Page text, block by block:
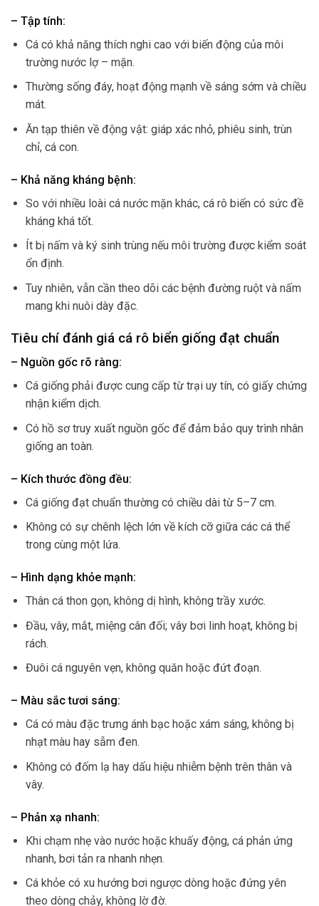
– Tập tính:
Cá có khả năng thích nghi cao với biến động của môi
trường nước lợ – mặn.
Thường sống đáy, hoạt động mạnh về sáng sớm và chiều
mát.
Ăn tạp thiên về động vật: giáp xác nhỏ, phiêu sinh, trùn
chỉ, cá con.
– Khả năng kháng bệnh:
So với nhiều loài cá nước mặn khác, cá rô biển có sức đề
kháng khá tốt.
Ít bị nấm và ký sinh trùng nếu môi trường được kiểm soát
ổn định.
Tuy nhiên, vẫn cần theo dõi các bệnh đường ruột và nấm
mang khi nuôi dày đặc.
Tiêu chí đánh giá cá rô biển giống đạt chuẩn
– Nguồn gốc rõ ràng:
Cá giống phải được cung cấp từ trại uy tín, có giấy chứng
nhận kiểm dịch.
Có hồ sơ truy xuất nguồn gốc để đảm bảo quy trình nhân
giống an toàn.
– Kích thước đồng đều:
Cá giống đạt chuẩn thường có chiều dài từ 5–7 cm.
Không có sự chênh lệch lớn về kích cỡ giữa các cá thể
trong cùng một lứa.
– Hình dạng khỏe mạnh:
Thân cá thon gọn, không dị hình, không trầy xước.
Đầu, vây, mắt, miệng cân đối; vây bơi linh hoạt, không bị
rách.
Đuôi cá nguyên vẹn, không quăn hoặc đứt đoạn.
– Màu sắc tươi sáng:
Cá có màu đặc trưng ánh bạc hoặc xám sáng, không bị
nhạt màu hay sẫm đen.
Không có đốm lạ hay dấu hiệu nhiễm bệnh trên thân và
vây.
– Phản xạ nhanh:
Khi chạm nhẹ vào nước hoặc khuấy động, cá phản ứng
nhanh, bơi tản ra nhanh nhẹn.
Cá khỏe có xu hướng bơi ngược dòng hoặc đứng yên
theo dòng chảy, không lờ đờ.